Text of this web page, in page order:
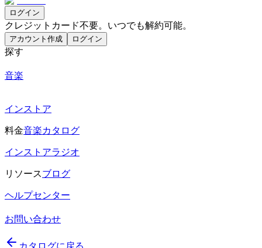
ログイン
クレジットカード不要。いつでも解約可能。
アカウント作成 ログイン
探す
音楽
インストア
料金音楽カタログ
インストアラジオ
リソースブログ
ヘルプセンター
お問い合わせ
カタログに戻る